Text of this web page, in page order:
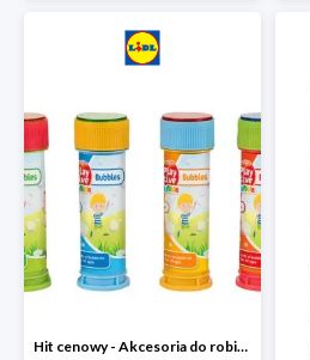
Hit cenowy - Akcesoria do robienia baniek